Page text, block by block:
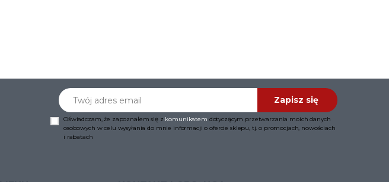
Twój adres email
Zapisz się
Oświadczam, że zapoznałem się z komunikatem dotyczącym przetwarzania moich danych
osobowych w celu wysyłania do mnie informacji o ofercie sklepu, tj. o promocjach, nowościach
i rabatach